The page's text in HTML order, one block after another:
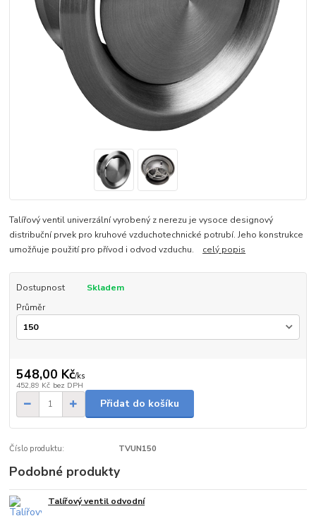
Talířový ventil univerzální vyrobený z nerezu je vysoce designový
distribuční prvek pro kruhové vzduchotechnické potrubí. Jeho konstrukce
umožňuje použití pro přívod i odvod vzduchu. celý popis
Dostupnost
Skladem
Průměr
548,00 Kč/ks
452,89 Kč bez DPH
Přidat do košíku
Číslo produktu: TVUN150
Podobné produkty
Talířový ventil odvodní